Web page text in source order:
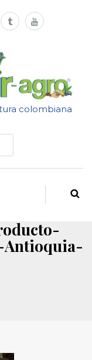
colombiana
Antioquia-